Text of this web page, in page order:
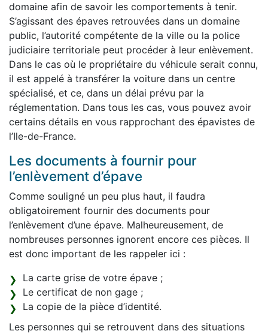
domaine afin de savoir les comportements à tenir.
S’agissant des épaves retrouvées dans un domaine
public, l’autorité compétente de la ville ou la police
judiciaire territoriale peut procéder à leur enlèvement.
Dans le cas où le propriétaire du véhicule serait connu,
il est appelé à transférer la voiture dans un centre
spécialisé, et ce, dans un délai prévu par la
réglementation. Dans tous les cas, vous pouvez avoir
certains détails en vous rapprochant des épavistes de
l’Ile-de-France.
Les documents à fournir pour
l’enlèvement d’épave
Comme souligné un peu plus haut, il faudra
obligatoirement fournir des documents pour
l’enlèvement d’une épave. Malheureusement, de
nombreuses personnes ignorent encore ces pièces. Il
est donc important de les rappeler ici :
La carte grise de votre épave ;
Le certificat de non gage ;
La copie de la pièce d’identité.
Les personnes qui se retrouvent dans des situations